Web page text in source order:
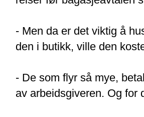
- Men da er det viktig å
den i butikk, ville den
- De som flyr så mye,
av arbeidsgiveren. Og for